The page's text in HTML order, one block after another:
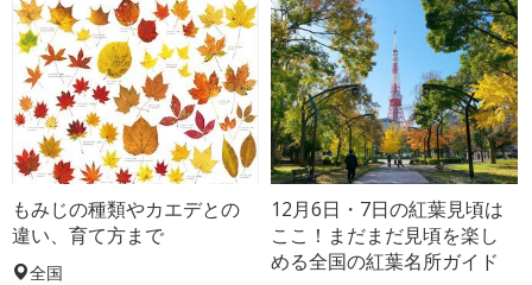
もみじの種類やカエデとの
違い、育て方まで
全国
12月6日・7日の紅葉見頃は
ここ！まだまだ見頃を楽し
める全国の紅葉名所ガイド